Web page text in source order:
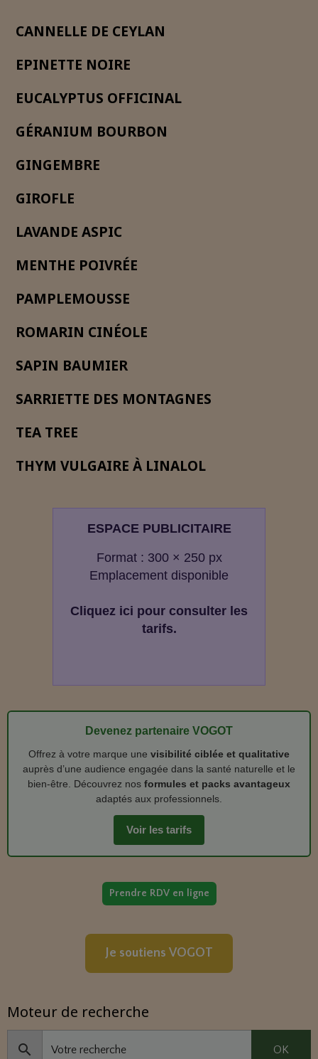
CANNELLE DE CEYLAN
EPINETTE NOIRE
EUCALYPTUS OFFICINAL
GÉRANIUM BOURBON
GINGEMBRE
GIROFLE
LAVANDE ASPIC
MENTHE POIVRÉE
PAMPLEMOUSSE
ROMARIN CINÉOLE
SAPIN BAUMIER
SARRIETTE DES MONTAGNES
TEA TREE
THYM VULGAIRE À LINALOL
ESPACE PUBLICITAIRE
Format : 300 × 250 px
Emplacement disponible
Cliquez ici pour consulter les
tarifs.
Devenez partenaire VOGOT
Offrez à votre marque une visibilité ciblée et qualitative
auprès d’une audience engagée dans la santé naturelle et le
bien‑être. Découvrez nos formules et packs avantageux
adaptés aux professionnels.
Voir les tarifs
Prendre RDV en ligne
Je soutiens VOGOT
Moteur de recherche
OK